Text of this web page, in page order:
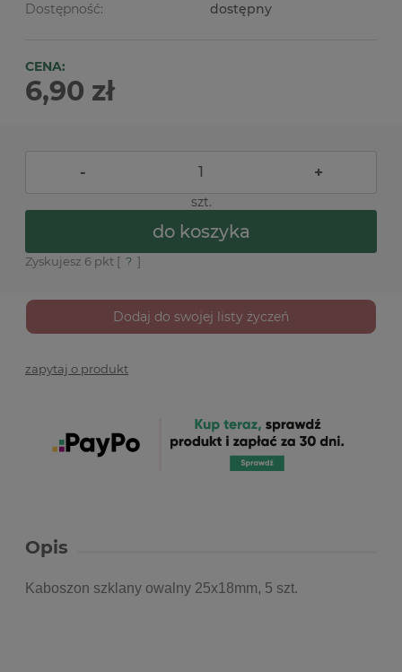
Dostępność:
dostępny
CENA:
6,90 zł
- +
szt.
do koszyka
Zyskujesz 6 pkt [ ? ]
Dodaj do swojej listy życzeń
zapytaj o produkt
Opis
Kaboszon szklany owalny 25x18mm, 5 szt.